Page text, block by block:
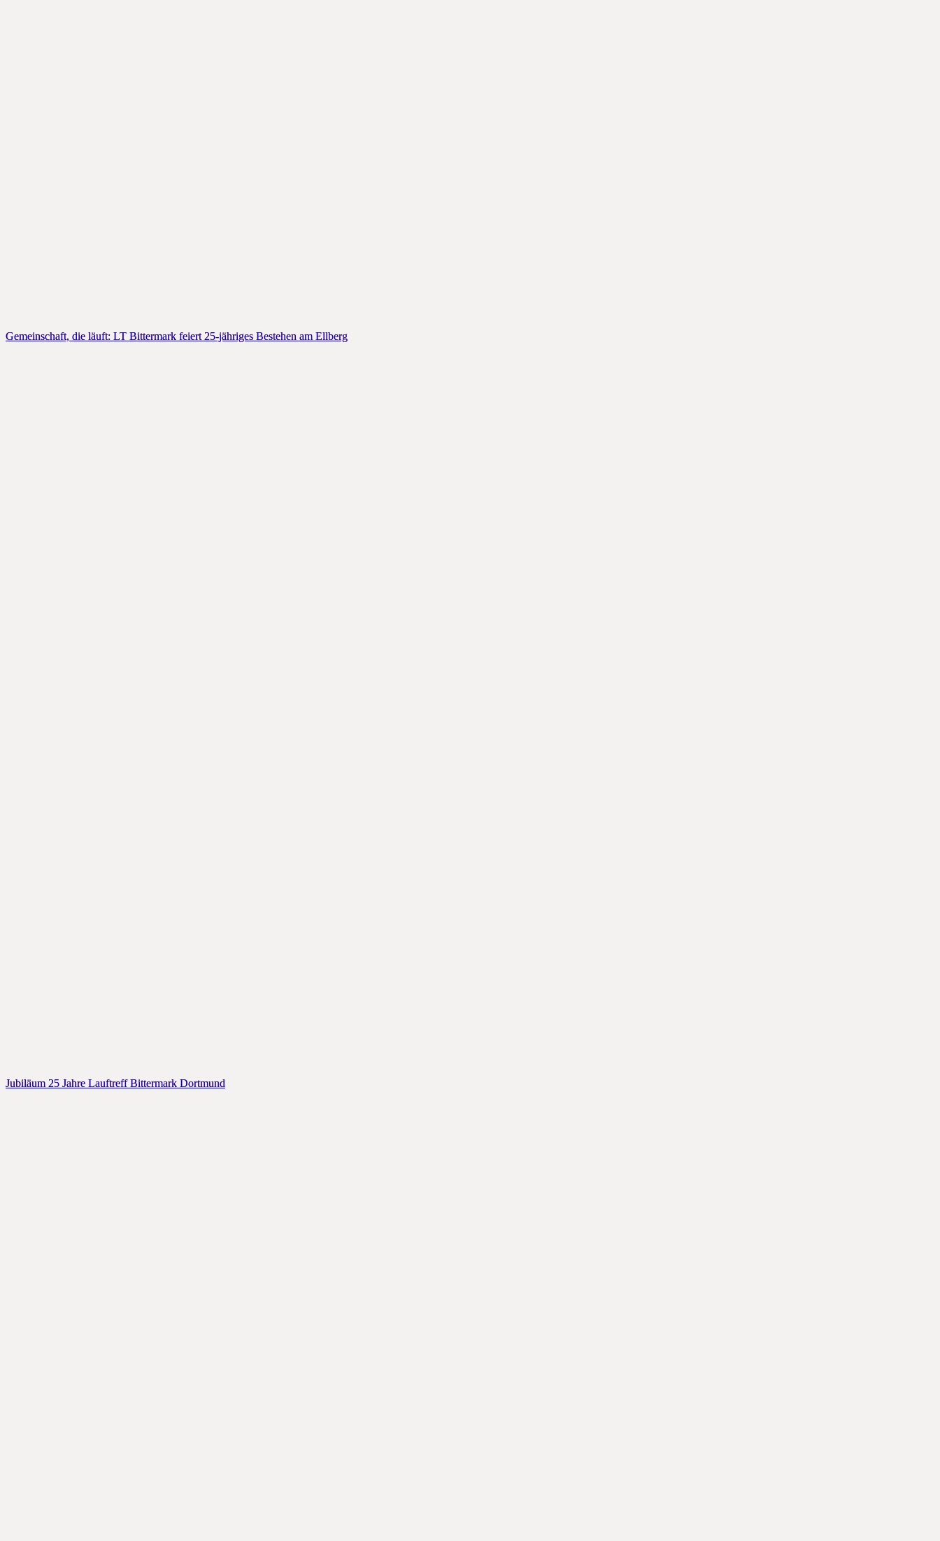
Gemeinschaft, die läuft: LT Bittermark feiert 25-jähriges Bestehen am Ellberg
Jubiläum 25 Jahre Lauftreff Bittermark Dortmund